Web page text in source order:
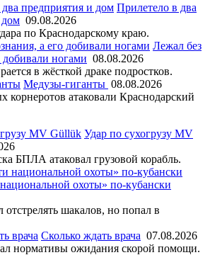
Прилетело в два
дом 09.08.2026
по Краснодарскому краю.
Лежал без
добивали ногами 08.08.2026
в жёсткой драке подростков.
Медузы-гиганты 08.08.2026
корнеротов атаковали Краснодарский
Удар по сухогрузу MV
БПЛА атаковал грузовой корабль.
охоты» по-кубански
шакалов, но попал в
Сколько ждать врача 07.08.2026
нормативы ожидания скорой помощи.